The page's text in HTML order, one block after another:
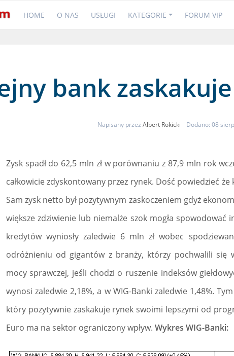
HOME O NAS USŁUGI KATEGORIE FORUM VIP
bank
Napisany przez Albert Rokicki Dodano: 08
Zysk spadł do 62,5 mln zł w porównaniu z 87,9 mln rok
całkowicie zdyskontowany przez rynek. Dość powiedzieć
Sam zysk netto był pozytywnym zaskoczeniem gdyż
większe zdziwienie lub niemalże szok mogła
kredytów wyniosły zaledwie 6 mln zł wobec
odróżnieniu od gigantów z branży, którzy pochwalili się
mocy sprawczej, jeśli chodzi o ruszenie indeksów
wynosi zaledwie 2,18%, a w WIG-Banki zaledwie 1,48%.
który pozytywnie zaskakuje rynek swoimi lepszymi od
Euro ma na sektor ograniczony wpływ. Wykres WIG-Banki: